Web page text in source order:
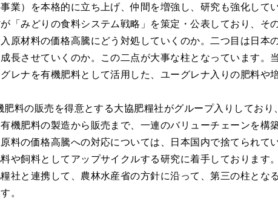
業）を本格的に立ち上げ、仲間を増強し、研究も強化してい
「みどりの食料システム戦略」を策定・公表しており、そ
原材料の価格高騰にどう対処していくのか。二つ目は日本
長させていくのか。この二点が大事な柱となっています。
レナを有機肥料として活用した、ユーグレナ入りの肥料や
料の販売を得意とする大協肥糧社がグループ入りしてお
機肥料の製造から販売まで、一連のバリューチェーンを構
料の価格高騰への対応については、日本国内で捨てられて
や飼料としてアップサイクルする研究に着手しております
社と連携して、農林水産省の方針に沿って、第三の柱とな
。